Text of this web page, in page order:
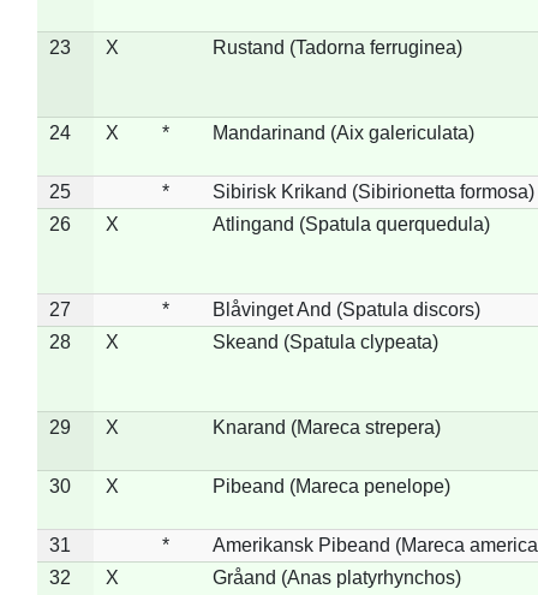
23 X Rustand (Tadorna ferruginea)
24 X * Mandarinand (Aix galericulata)
25 *
Sibirisk Krikand (Sibirionetta formosa)
26
X Atlingand (Spatula querquedula)
27 *
Blåvinget And (Spatula discors)
28
X Skeand (Spatula clypeata)
29 X Knarand (Mareca strepera)
30 X Pibeand (Mareca penelope)
31 *
Amerikansk Pibeand (Mareca
32
X Gråand (Anas platyrhynchos)